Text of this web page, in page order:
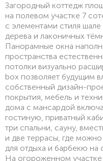
Загородный коттедж
на полевом участке 7
с элементами стиля
дерева и лаконичных
Панорамные окна
пространства
потолки визуально
box позволяет будущим
собственный дизайн-
покрытия, мебель и
дома с мансардой
гостиную, приватный
три спальни, сауну,
и две террасы, где
для отдыха и барбекю на
На огороженном участке